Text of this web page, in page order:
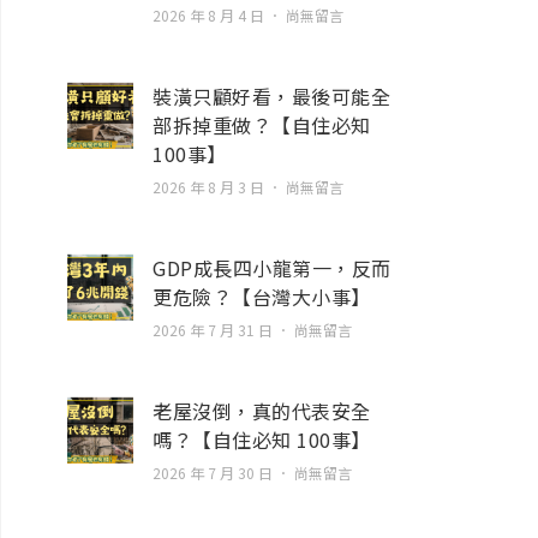
2026 年 8 月 4 日 尚無留言
裝潢只顧好看，最後可能全
部拆掉重做？【自住必知
100事】
2026 年 8 月 3 日 尚無留言
GDP成長四小龍第一，反而
更危險？【台灣大小事】
2026 年 7 月 31 日 尚無留言
老屋沒倒，真的代表安全
嗎？【自住必知 100事】
2026 年 7 月 30 日 尚無留言